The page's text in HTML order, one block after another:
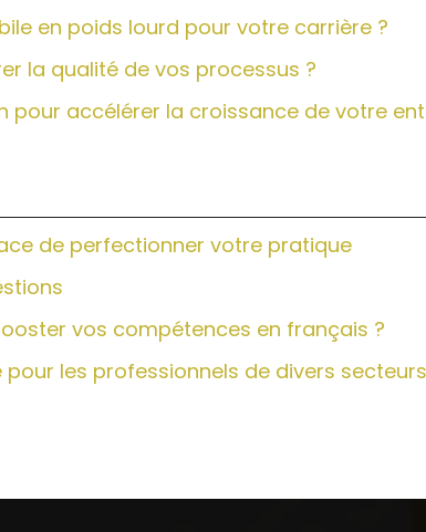
en poids lourd pour votre carrière ?
la qualité de vos processus ?
pour accélérer la croissance de votre
de perfectionner votre pratique
vos compétences en français ?
les professionnels de divers secteurs